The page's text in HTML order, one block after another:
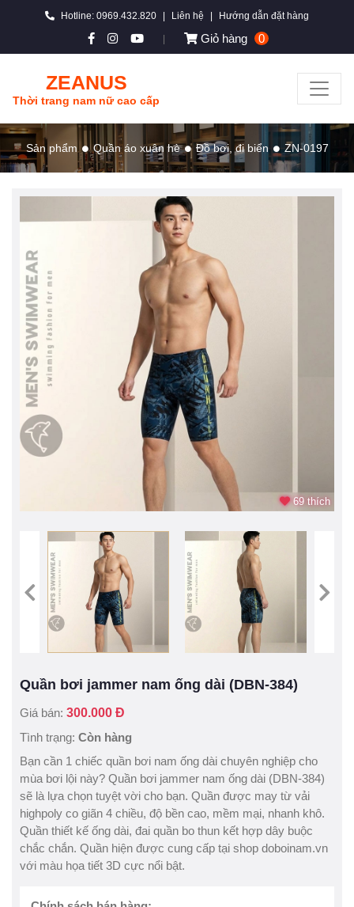
Hotline: 0969.432.820 Liên hệ Hướng dẫn đặt hàng
Giỏ hàng 0
ZEANUS
Thời trang nam nữ cao cấp
Sản phẩm Quần áo xuân hè Đồ bơi, đi biển ZN-0197
69 thích
Quần bơi jammer nam ống dài (DBN-384)
Giá bán: 300.000 Đ
Tình trạng: Còn hàng
Bạn cần 1 chiếc quần bơi nam ống dài chuyên nghiệp cho
mùa bơi lội này? Quần bơi jammer nam ống dài (DBN-384)
sẽ là lựa chọn tuyệt vời cho bạn. Quần được may từ vải
highpoly co giãn 4 chiều, độ bền cao, mềm mại, nhanh khô.
Quần thiết kế ống dài, đai quần bo thun kết hợp dây buộc
chắc chắn. Quần hiện được cung cấp tại shop doboinam.vn
với màu họa tiết 3D cực nổi bật.